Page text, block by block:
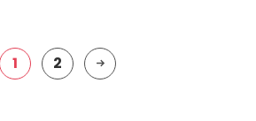
1 2